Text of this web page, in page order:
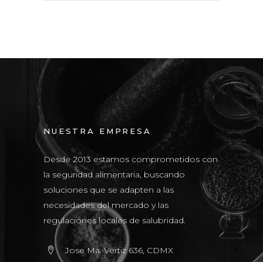
NUESTRA EMPRESA
Desde 2013 estamos comprometidos con
la seguridad alimentaria, buscando
soluciones que se adapten a las
necesidades del mercado y las
regulaciones locales de salubridad.
Jose Ma. Vertiz 636, CDMX